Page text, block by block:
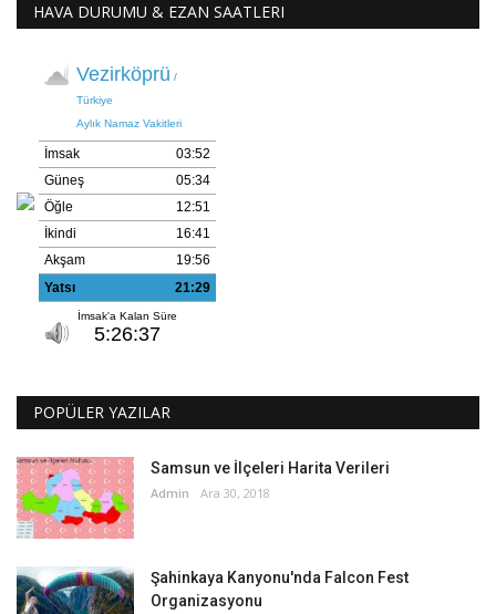
HAVA DURUMU & EZAN SAATLERI
POPÜLER YAZILAR
Samsun ve İlçeleri Harita Verileri
Admin Ara 30, 2018
Şahinkaya Kanyonu'nda Falcon Fest
Organizasyonu